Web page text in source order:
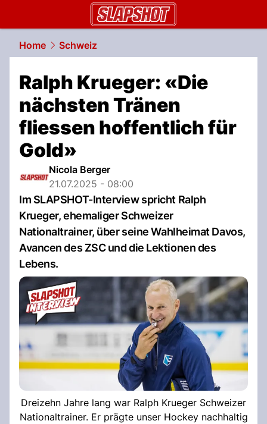
Home Schweiz
Ralph Krueger: «Die
nächsten Tränen
fliessen hoffentlich für
Gold»
Nicola Berger
21.07.2025 - 08:00
Im SLAPSHOT-Interview spricht Ralph
Krueger, ehemaliger Schweizer
Nationaltrainer, über seine Wahlheimat Davos,
Avancen des ZSC und die Lektionen des
Lebens.
Dreizehn Jahre lang war Ralph Krueger Schweizer
Nationaltrainer. Er prägte unser Hockey nachhaltig